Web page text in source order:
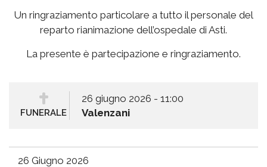
Un ringraziamento particolare a tutto il personale del
reparto rianimazione dell’ospedale di Asti.
La presente è partecipazione e ringraziamento.
FUNERALE
26 giugno 2026 - 11:00
Valenzani
26 Giugno 2026